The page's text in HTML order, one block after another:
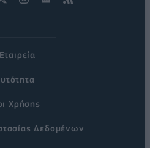
Χρήσης
Δεδομένων